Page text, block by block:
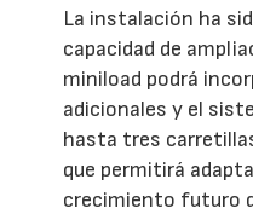
La instalación ha
capacidad de
miniload podrá
adicionales y el
hasta tres
que permitirá
crecimiento futuro